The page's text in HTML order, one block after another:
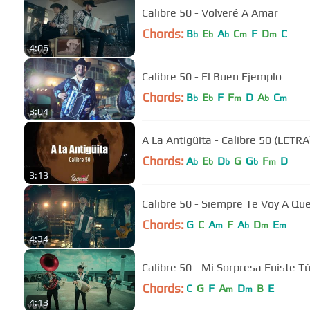
4:06
Calibre 50 - Volveré A Amar
Chords: Bb Eb Ab Cm F Dm C
3:04
Calibre 50 - El Buen Ejemplo
Chords: Bb Eb F Fm D Ab Cm
3:13
A La Antigüita - Calibre 50
Chords: Ab Eb Db G Gb Fm D
4:34
Calibre 50 - Siempre Te Voy A
Chords: G C Am F Ab Dm Em
4:13
Calibre 50 - Mi Sorpresa Fuiste Tú
Chords: C G F Am Dm B E